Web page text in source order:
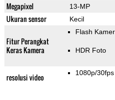
Megapixel 13-MP
Ukuran sensor Kecil
Fitur Perangkat
Keras Kamera
Flash
HDR Foto
resolusi video 1080p/30fps